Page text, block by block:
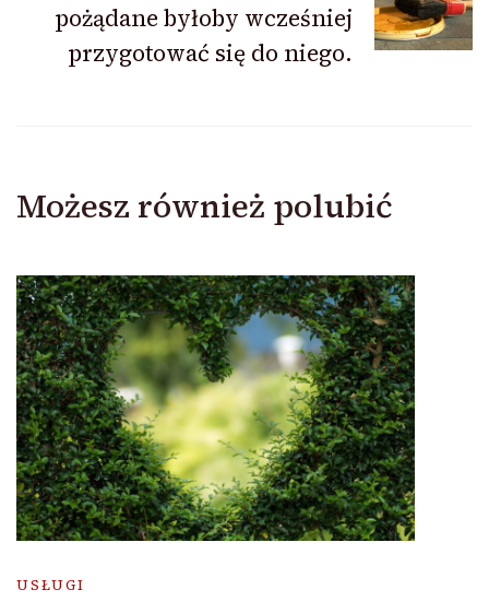
pożądane byłoby wcześniej
przygotować się do niego.
Możesz również polubić
USŁUGI